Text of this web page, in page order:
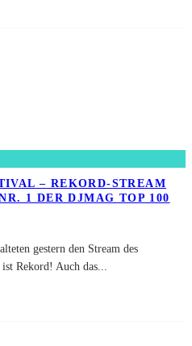
– REKORD-STREAM
1 DER DJMAG TOP 100
gestern den Stream des
Rekord! Auch das